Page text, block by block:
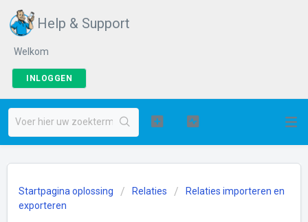
Help & Support
Welkom
INLOGGEN
Startpagina oplossing Relaties
Relaties importeren en
exporteren